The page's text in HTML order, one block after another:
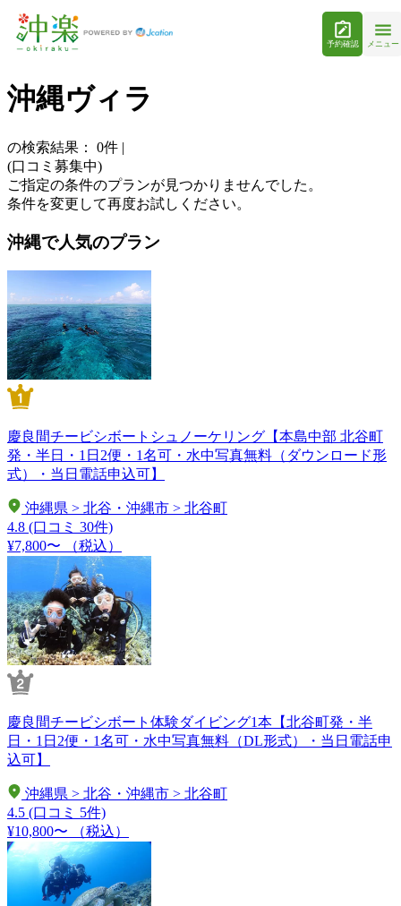
予約確認 メニュー
沖縄ヴィラ
の検索結果： 0件 |
(口コミ募集中)
ご指定の条件のプランが見つかりませんでした。
条件を変更して再度お試しください。
沖縄で人気のプラン
慶良間チービシボートシュノーケリング【本島中部 北谷町
発・半日・1日2便・1名可・水中写真無料（ダウンロード形
式）・当日電話申込可】
沖縄県 > 北谷・沖縄市 > 北谷町
4.8 (口コミ 30件)
¥7,800〜
（税込）
慶良間チービシボート体験ダイビング1本【北谷町発・半
日・1日2便・1名可・水中写真無料（DL形式）・当日電話申
込可】
沖縄県 > 北谷・沖縄市 > 北谷町
4.5 (口コミ 5件)
¥10,800〜
（税込）